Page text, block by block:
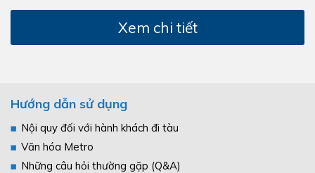
Xem chi tiết
Hướng dẫn sử dụng
Nội quy đối với hành khách đi tàu
Văn hóa Metro
Những câu hỏi thường gặp (Q&A)